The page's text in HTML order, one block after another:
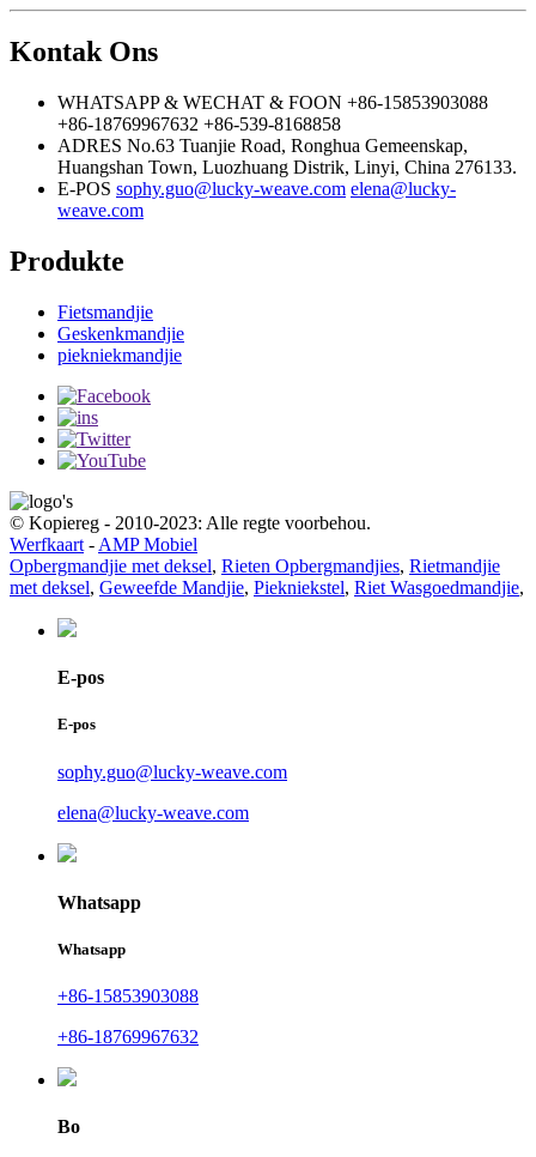
Kontak Ons
WHATSAPP & WECHAT & FOON +86-15853903088
+86-18769967632 +86-539-8168858
ADRES No.63 Tuanjie Road, Ronghua Gemeenskap,
Huangshan Town, Luozhuang Distrik, Linyi, China 276133.
E-POS sophy.guo@lucky-weave.com elena@lucky-
weave.com
Produkte
Fietsmandjie
Geskenkmandjie
piekniekmandjie
© Kopiereg - 2010-2023: Alle regte voorbehou.
Werfkaart - AMP Mobiel
Opbergmandjie met deksel, Rieten Opbergmandjies, Rietmandjie
met deksel, Geweefde Mandjie, Piekniekstel, Riet Wasgoedmandjie,
E-pos
E-pos
sophy.guo@lucky-weave.com
elena@lucky-weave.com
Whatsapp
Whatsapp
+86-15853903088
+86-18769967632
Bo